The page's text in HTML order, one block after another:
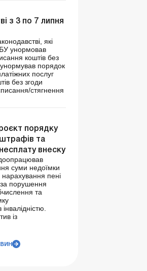
з 3 по 7 липня
які
унормовав
коштів без
порядок
послуг
без згоди
стягнення
порядку
та
внеску
суми недоїмки
пені
порушення
та
із